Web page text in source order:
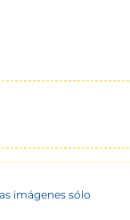
imágenes sólo